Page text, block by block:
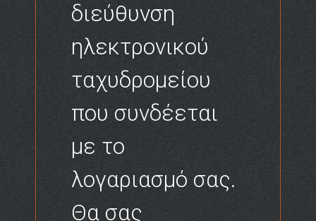
διεύθυνση
ηλεκτρονικού
ταχυδρομείου
που συνδέεται
με το
λογαριασμό σας.
Θα σας